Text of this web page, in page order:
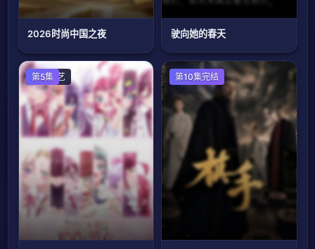
2026时尚中国之夜 驶向她的春天
日韩综艺
第5集 大陆综艺
第10集完结